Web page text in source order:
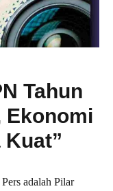
Tahun
Ekonomi
adalah Pilar